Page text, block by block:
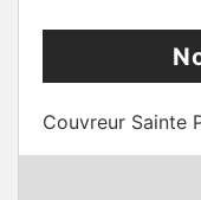
Couvreur Sainte